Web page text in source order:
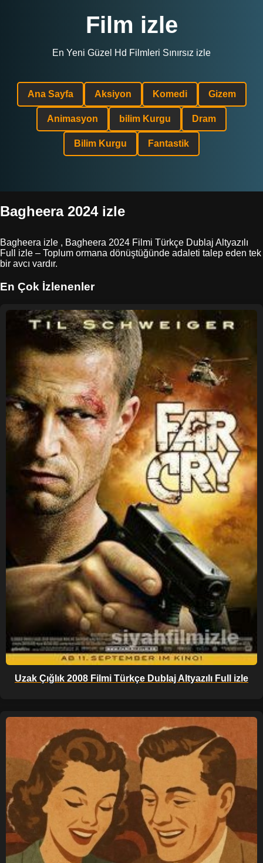
Film izle
En Yeni Güzel Hd Filmleri Sınırsız izle
Ana Sayfa Aksiyon Komedi Gizem
Animasyon bilim Kurgu Dram
Bilim Kurgu Fantastik
Bagheera 2024 izle
Bagheera izle , Bagheera 2024 Filmi Türkçe Dublaj Altyazılı
Full izle – Toplum ormana dönüştüğünde adaleti talep eden tek
bir avcı vardır.
En Çok İzlenenler
Uzak Çığlık 2008 Filmi Türkçe Dublaj Altyazılı Full izle